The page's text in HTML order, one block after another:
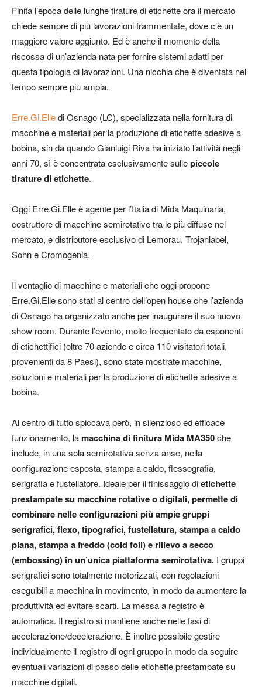
Finita l’epoca delle lunghe tirature di etichette ora il mercato
chiede sempre di più lavorazioni frammentate, dove c’è un
maggiore valore aggiunto. Ed è anche il momento della
riscossa di un’azienda nata per fornire sistemi adatti per
questa tipologia di lavorazioni. Una nicchia che è diventata nel
tempo sempre più ampia.
Erre.Gi.Elledi Osnago (LC), specializzata nella fornitura di
macchine e materiali per la produzione di etichette adesive a
bobina, sin da quando Gianluigi Riva ha iniziato l’attività negli
anni 70, sì è concentrata esclusivamente sullepiccole
tirature di etichette.
Oggi Erre.Gi.Elle è agente per l’Italia di Mida Maquinaria,
costruttore di macchine semirotative tra le più diffuse nel
mercato, e distributore esclusivo di Lemorau, Trojanlabel,
Sohn e Cromogenia.
Il ventaglio di macchine e materiali che oggi propone
Erre.Gi.Elle sono stati al centro dell’open house che l’azienda
di Osnago ha organizzato anche per inaugurare il suo nuovo
show room. Durante l’evento, molto frequentato da esponenti
di etichettifici (oltre 70 aziende e circa 110 visitatori totali,
provenienti da 8 Paesi), sono state mostrate macchine,
soluzioni e materiali per la produzione di etichette adesive a
bobina.
Al centro di tutto spiccava però, in silenzioso ed efficace
funzionamento, lamacchina di finitura Mida MA350che
include, in una sola semirotativa senza anse, nella
configurazione esposta, stampa a caldo, flessografia,
serigrafia e fustellatore. Ideale per il finissaggio dietichette
prestampate su macchine rotative o digitali, permette di
combinare nelle configurazioni più ampie gruppi
serigrafici, flexo, tipografici, fustellatura, stampa a caldo
piana, stampa a freddo (cold foil) e rilievo a secco
(embossing) in un’unica piattaforma semirotativa. I gruppi
serigrafici sono totalmente motorizzati, con regolazioni
eseguibili a macchina in movimento, in modo da aumentare la
produttività ed evitare scarti. La messa a registro è
automatica. Il registro si mantiene anche nelle fasi di
accelerazione/decelerazione. È inoltre possibile gestire
individualmente il registro di ogni gruppo in modo da seguire
eventuali variazioni di passo delle etichette prestampate su
macchine digitali.